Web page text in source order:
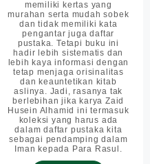
memiliki kertas yang
murahan serta mudah sobek
dan tidak memiliki kata
pengantar juga daftar
pustaka. Tetapi buku ini
hadir lebih sistematis dan
lebih kaya informasi dengan
tetap menjaga orisinalitas
dan keauntetikan kitab
aslinya. Jadi, rasanya tak
berlebihan jika karya Zaid
Husein Alhamid ini termasuk
koleksi yang harus ada
dalam daftar pustaka kita
sebagai pendamping dalam
Iman kepada Para Rasul.